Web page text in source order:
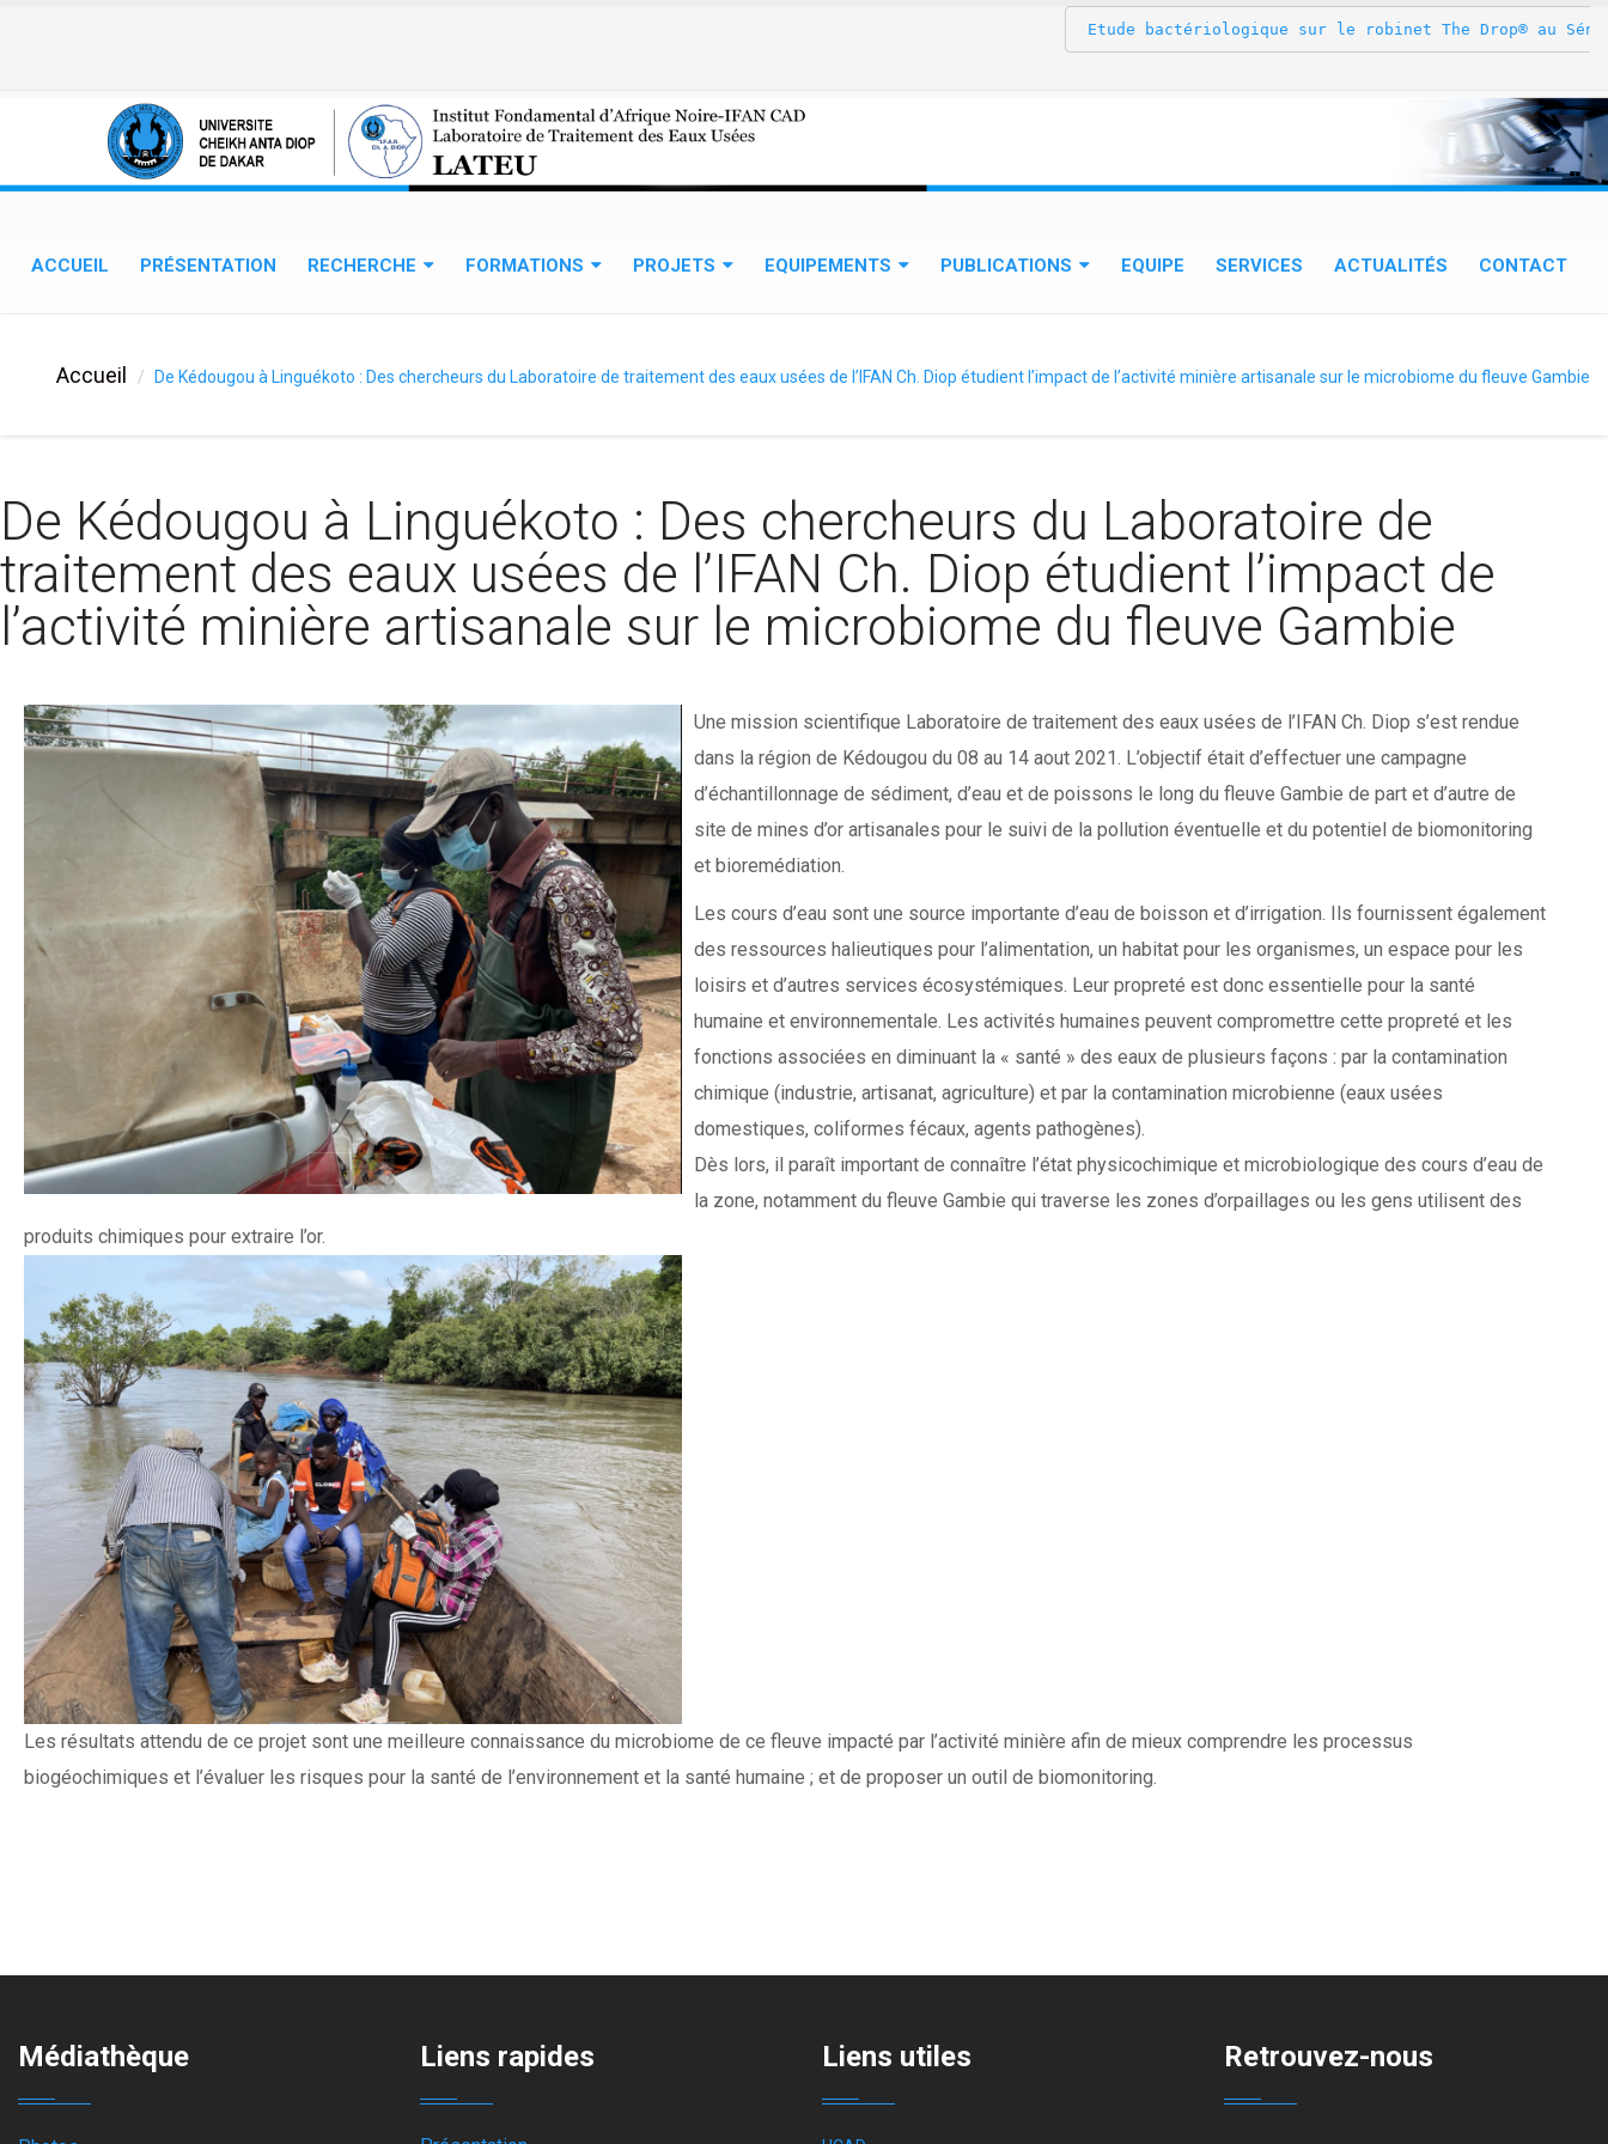
Etude bactériologique sur le robinet The Drop® au Sénégal
ACCUEIL PRÉSENTATION RECHERCHE FORMATIONS PROJETS EQUIPEMENTS PUBLICATIONS EQUIPE SERVICES ACTUALITÉS CONTACT
Accueil De Kédougou à Linguékoto : Des chercheurs du Laboratoire de traitement des eaux usées de l’IFAN Ch. Diop étudient l’impact de l’activité minière artisanale sur le microbiome du fleuve Gambie
De Kédougou à Linguékoto : Des chercheurs du Laboratoire de
traitement des eaux usées de l’IFAN Ch. Diop étudient l’impact de
l’activité minière artisanale sur le microbiome du fleuve Gambie
Une mission scientifique Laboratoire de traitement des eaux usées de l’IFAN Ch. Diop s’est rendue
dans la région de Kédougou du 08 au 14 aout 2021. L’objectif était d’effectuer une campagne
d’échantillonnage de sédiment, d’eau et de poissons le long du fleuve Gambie de part et d’autre de
site de mines d’or artisanales pour le suivi de la pollution éventuelle et du potentiel de biomonitoring
et bioremédiation.
Les cours d’eau sont une source importante d’eau de boisson et d’irrigation. Ils fournissent également
des ressources halieutiques pour l’alimentation, un habitat pour les organismes, un espace pour les
loisirs et d’autres services écosystémiques. Leur propreté est donc essentielle pour la santé
humaine et environnementale. Les activités humaines peuvent compromettre cette propreté et les
fonctions associées en diminuant la « santé » des eaux de plusieurs façons : par la contamination
chimique (industrie, artisanat, agriculture) et par la contamination microbienne (eaux usées
domestiques, coliformes fécaux, agents pathogènes).
Dès lors, il paraît important de connaître l’état physicochimique et microbiologique des cours d’eau de
la zone, notamment du fleuve Gambie qui traverse les zones d’orpaillages ou les gens utilisent des
produits chimiques pour extraire l’or.
Les résultats attendu de ce projet sont une meilleure connaissance du microbiome de ce fleuve impacté par l’activité minière afin de mieux comprendre les processus
biogéochimiques et l’évaluer les risques pour la santé de l’environnement et la santé humaine ; et de proposer un outil de biomonitoring.
Médiathèque Liens rapides Liens utiles Retrouvez-nous